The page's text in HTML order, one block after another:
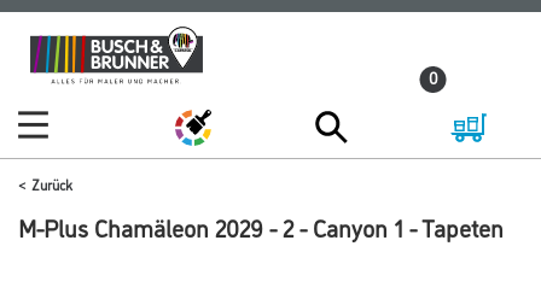
Zum
Inhalt
Zum
Navigationsmenü
0
Zurück
M-Plus Chamäleon 2029 - 2 - Canyon 1 - Tapeten